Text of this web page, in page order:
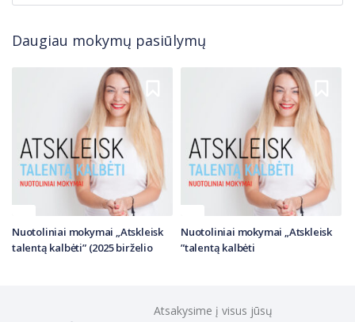
Daugiau mokymų pasiūlymų
Nuotoliniai mokymai „Atskleisk
talentą kalbėti”
Nuotoliniai mokymai „Atskleisk
talentą kalbėti” (2025 birželio
Atsakysime į visus jūsų